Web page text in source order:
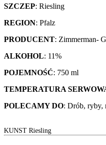
SZCZEP: Riesling
REGION: Pfalz
PRODUCENT: Zimmerman-
ALKOHOL: 11%
POJEMNOŚĆ: 750 ml
TEMPERATURA
POLECAMY DO: Drób, ryby,
KUNST Riesling